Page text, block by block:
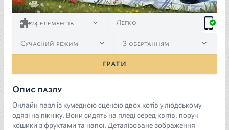
24 елементів Легко
Сучасний режим З обертанням
ГРАТИ
Опис пазлу
Онлайн пазл із кумедною сценою двох котів у людському
одязі на пікніку. Вони сидять на пледі серед квітів, поруч
кошики з фруктами та напої. Деталізоване зображення